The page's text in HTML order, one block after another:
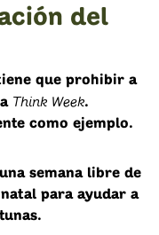
del
que prohibir a
Think Week.
como ejemplo.
semana libre de
para ayudar a